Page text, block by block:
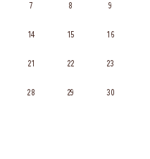
7 8 9
14 15 16
21 22 23
28 29 30